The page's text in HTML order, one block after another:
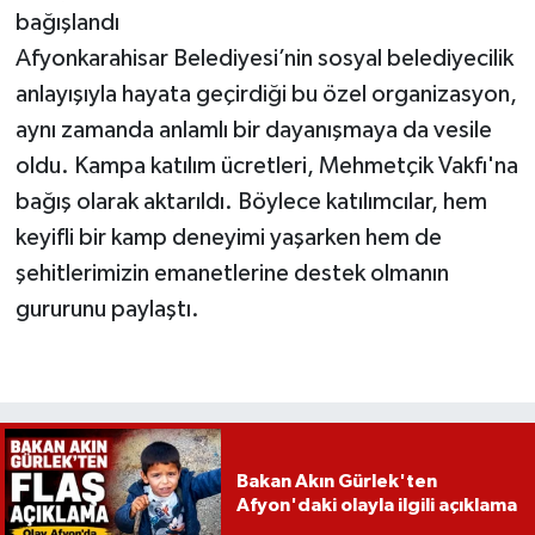
bağışlandı
Afyonkarahisar Belediyesi’nin sosyal belediyecilik
anlayışıyla hayata geçirdiği bu özel organizasyon,
aynı zamanda anlamlı bir dayanışmaya da vesile
oldu. Kampa katılım ücretleri, Mehmetçik Vakfı'na
bağış olarak aktarıldı. Böylece katılımcılar, hem
keyifli bir kamp deneyimi yaşarken hem de
şehitlerimizin emanetlerine destek olmanın
gururunu paylaştı.
Bakan Akın Gürlek'ten
Afyon'daki olayla ilgili açıklama